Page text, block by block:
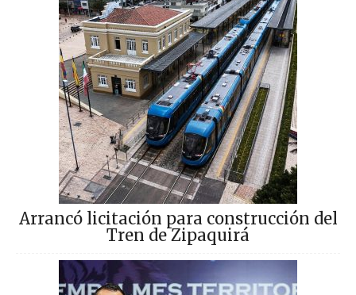
Arrancó licitación para construcción del
Tren de Zipaquirá